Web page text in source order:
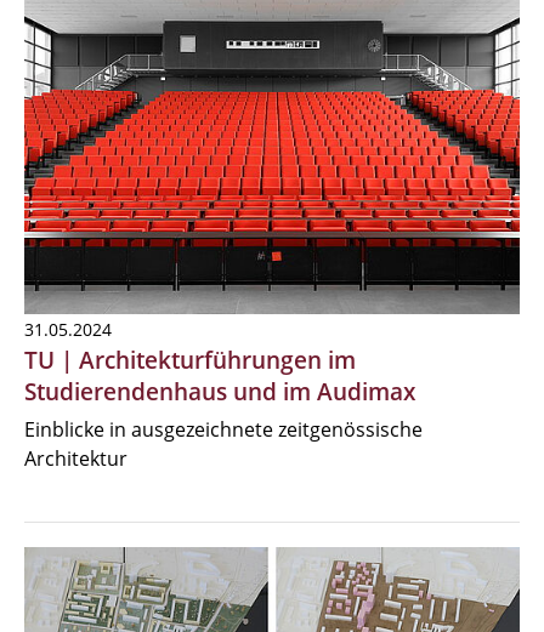
31.05.2024
TU | Architekturführungen im
Studierendenhaus und im Audimax
Einblicke in ausgezeichnete zeitgenössische
Architektur